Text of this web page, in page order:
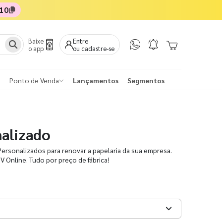
Baixe
o app
Entre
ou cadastre-se
Ponto de Venda Lançamentos Segmentos
para renovar a papelaria da sua empresa.
Online. Tudo por preço de fábrica!